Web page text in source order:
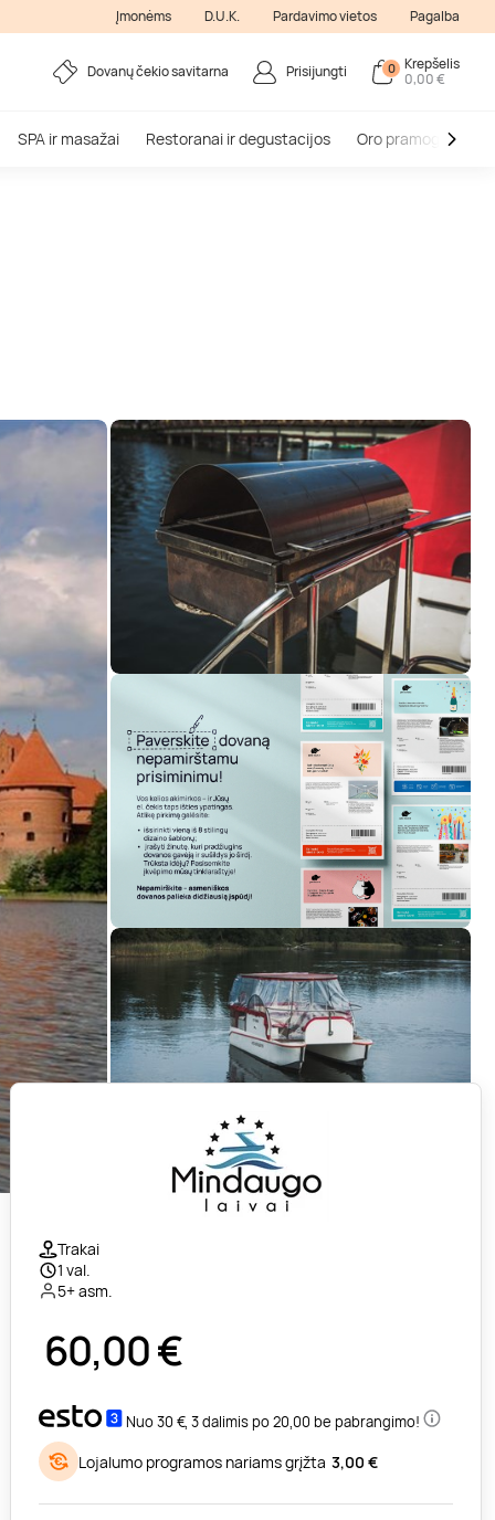
Įmonėms D.U.K. Pardavimo vietos Pagalba
Dovanų čekio savitarna Prisijungti 0 Krepšelis
0,00 €
SPA ir masažai Restoranai ir degustacijos Oro pramogos
Trakai
1 val.
5+ asm.
60,00€
Nuo 30 €, 3 dalimis po 20,00 be pabrangimo!
Lojalumo programos nariams grįžta 3,00 €